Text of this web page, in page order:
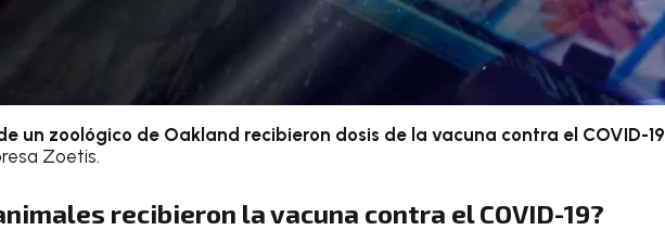
un zoológico de Oakland recibieron dosis de la vacuna contra el COVID-19
Zoetis.
recibieron la vacuna contra el COVID-19?